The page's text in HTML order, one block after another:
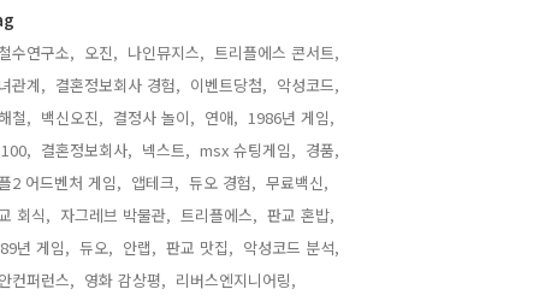
수연구소, 오진, 나인뮤지스, 트리플에스 콘서트,
관계, 결혼정보회사 경험, 이벤트당첨, 악성코드,
철, 백신오진, 결정사 놀이, 연애, 1986년 게임,
결혼정보회사, 넥스트, msx 슈팅게임, 경품,
2 어드벤처 게임, 앱테크, 듀오 경험, 무료백신,
회식, 자그레브 박물관, 트리플에스, 판교 혼밥,
년 게임, 듀오, 안랩, 판교 맛집, 악성코드 분석,
컨퍼런스, 영화 감상평, 리버스엔지니어링,